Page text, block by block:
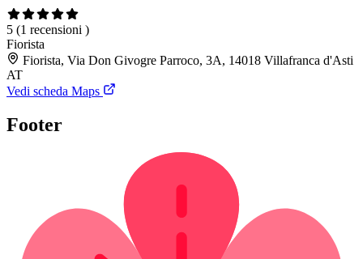
5 (1 recensioni )
Fiorista
Fiorista, Via Don Givogre Parroco, 3A, 14018 Villafranca d'Asti
AT
Vedi scheda Maps
Footer